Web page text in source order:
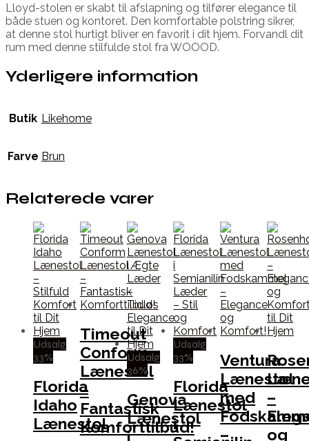
Lloyd-stolen er skabt til afslapning og tilfører elegance til
både stuen og kontoret. Den komfortable polstring sikrer,
at denne stol hurtigt bliver en favorit i dit hjem. Forvandl dit
rum med denne stilfulde stol fra WOOOD.
Yderligere information
Butik Likehome
Farve Brun
Relaterede varer
Udsalg
33%
Florida
Idaho
Lænestol
Timeout
Conform
Lænestol
–
Fantastisk
Komforttilbud!
Udsalg
36%
Genova
Lænestol
i
Udsalg
33%
Florida
Lænestol
i
Ventura
Lænestol
med
–
–
og